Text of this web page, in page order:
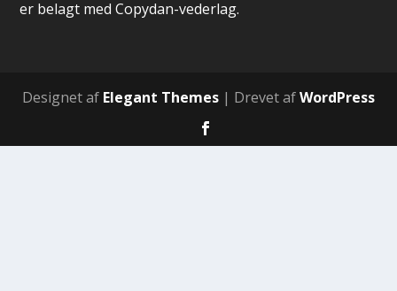
er belagt med Copydan-vederlag.
Designet af Elegant Themes | Drevet afWordPress